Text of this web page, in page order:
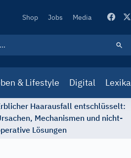
Secondary
Shop Jobs Media
& Lifestyle Digital Lexika
Haarausfall entschlüsselt:
Mechanismen und nicht-
Lösungen